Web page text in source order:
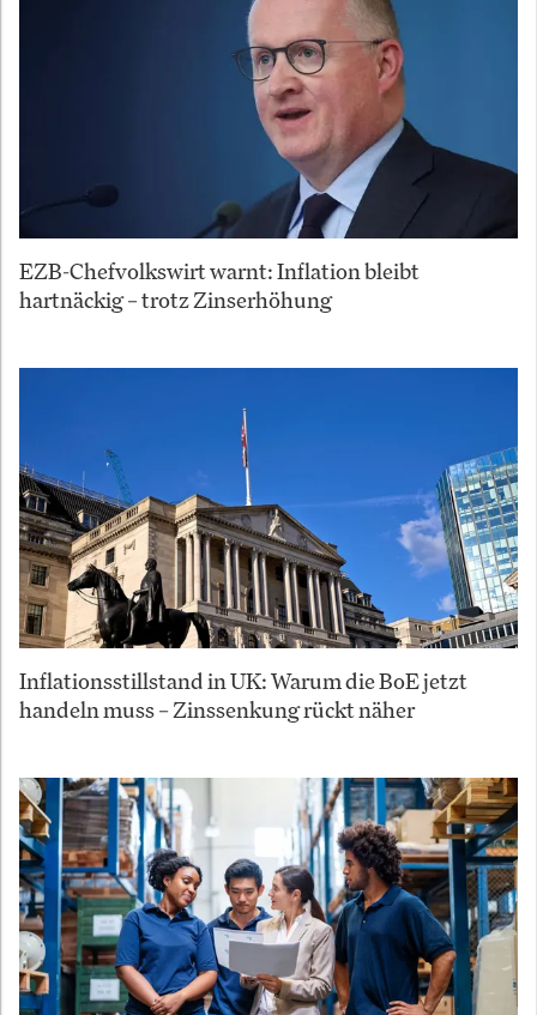
EZB-Chefvolkswirt warnt: Inflation bleibt
hartnäckig – trotz Zinserhöhung
Inflationsstillstand in UK: Warum die BoE jetzt
handeln muss – Zinssenkung rückt näher